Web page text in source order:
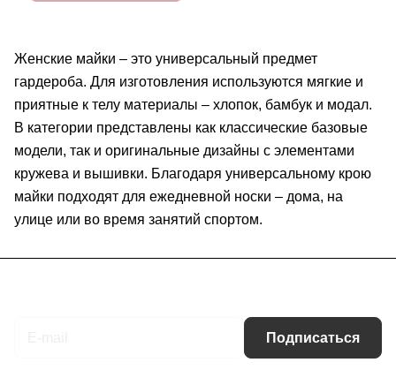
Женские майки – это универсальный предмет
гардероба. Для изготовления используются мягкие и
приятные к телу материалы – хлопок, бамбук и модал.
В категории представлены как классические базовые
модели, так и оригинальные дизайны с элементами
кружева и вышивки. Благодаря универсальному крою
майки подходят для ежедневной носки – дома, на
улице или во время занятий спортом.
Подписаться